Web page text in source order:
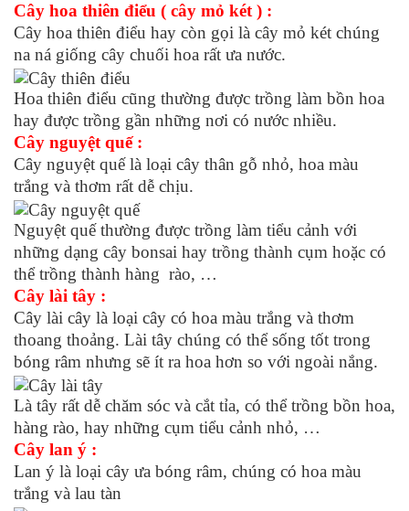
Cây hoa thiên điểu ( cây mỏ két ) :
Cây hoa thiên điểu hay còn gọi là cây mỏ két chúng
na ná giống cây chuối hoa rất ưa nước.
Hoa thiên điểu cũng thường được trồng làm bồn hoa
hay được trồng gần những nơi có nước nhiều.
Cây nguyệt quế :
Cây nguyệt quế là loại cây thân gỗ nhỏ, hoa màu
trắng và thơm rất dễ chịu.
Nguyệt quế thường được trồng làm tiểu cảnh với
những dạng cây bonsai hay trồng thành cụm hoặc có
thể trồng thành hàng rào, …
Cây lài tây :
Cây lài cây là loại cây có hoa màu trắng và thơm
thoang thoảng. Lài tây chúng có thể sống tốt trong
bóng râm nhưng sẽ ít ra hoa hơn so với ngoài nắng.
Là tây rất dễ chăm sóc và cắt tỉa, có thể trồng bồn hoa,
hàng rào, hay những cụm tiểu cảnh nhỏ, …
Cây lan ý :
Lan ý là loại cây ưa bóng râm, chúng có hoa màu
trắng và lau tàn